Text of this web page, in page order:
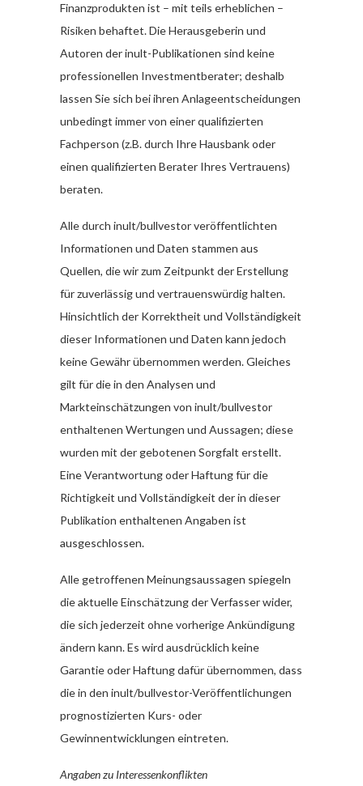
Finanzprodukten ist – mit teils erheblichen –
Risiken behaftet. Die Herausgeberin und
Autoren der inult-Publikationen sind keine
professionellen Investmentberater; deshalb
lassen Sie sich bei ihren Anlageentscheidungen
unbedingt immer von einer qualifizierten
Fachperson (z.B. durch Ihre Hausbank oder
einen qualifizierten Berater Ihres Vertrauens)
beraten.
Alle durch inult/bullvestor veröffentlichten
Informationen und Daten stammen aus
Quellen, die wir zum Zeitpunkt der Erstellung
für zuverlässig und vertrauenswürdig halten.
Hinsichtlich der Korrektheit und Vollständigkeit
dieser Informationen und Daten kann jedoch
keine Gewähr übernommen werden. Gleiches
gilt für die in den Analysen und
Markteinschätzungen von inult/bullvestor
enthaltenen Wertungen und Aussagen; diese
wurden mit der gebotenen Sorgfalt erstellt.
Eine Verantwortung oder Haftung für die
Richtigkeit und Vollständigkeit der in dieser
Publikation enthaltenen Angaben ist
ausgeschlossen.
Alle getroffenen Meinungsaussagen spiegeln
die aktuelle Einschätzung der Verfasser wider,
die sich jederzeit ohne vorherige Ankündigung
ändern kann. Es wird ausdrücklich keine
Garantie oder Haftung dafür übernommen, dass
die in den inult/bullvestor-Veröffentlichungen
prognostizierten Kurs- oder
Gewinnentwicklungen eintreten.
Angaben zu Interessenkonflikten